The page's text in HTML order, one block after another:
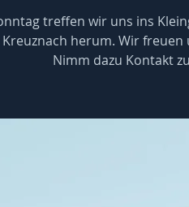
treffen wir uns ins
herum. Wir freuen
Nimm dazu Kontakt